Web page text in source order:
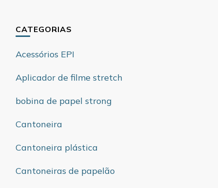
CATEGORIAS
Acessórios EPI
Aplicador de filme stretch
bobina de papel strong
Cantoneira
Cantoneira plástica
Cantoneiras de papelão